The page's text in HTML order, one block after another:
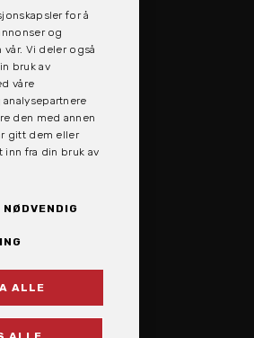
CMS
for å
og
vår. Vi deler også
bruk av
våre
den med annen
gitt dem eller
inn fra din bruk av
ALLE